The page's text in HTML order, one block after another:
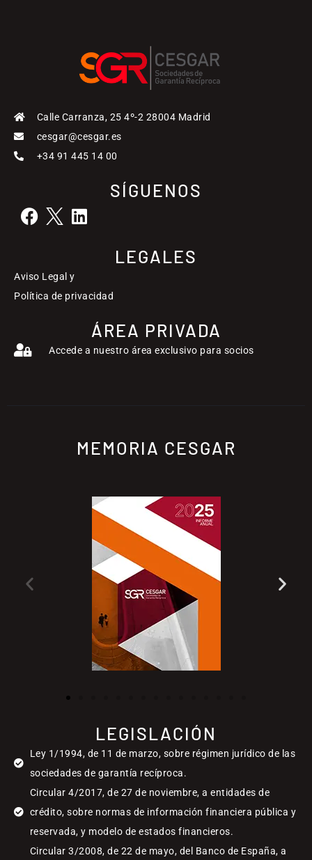
Calle Carranza, 25 4º-2 28004 Madrid
cesgar@cesgar.es
+34 91 445 14 00
SÍGUENOS
LEGALES
Aviso Legal y
Política de privacidad
ÁREA PRIVADA
Accede a nuestro área exclusivo para socios
MEMORIA CESGAR
LEGISLACIÓN
Ley 1/1994, de 11 de marzo, sobre régimen jurídico de las
sociedades de garantía recíproca.
Circular 4/2017, de 27 de noviembre, a entidades de
crédito, sobre normas de información financiera pública y
reservada, y modelo de estados financieros.
Circular 3/2008, de 22 de mayo, del Banco de España, a